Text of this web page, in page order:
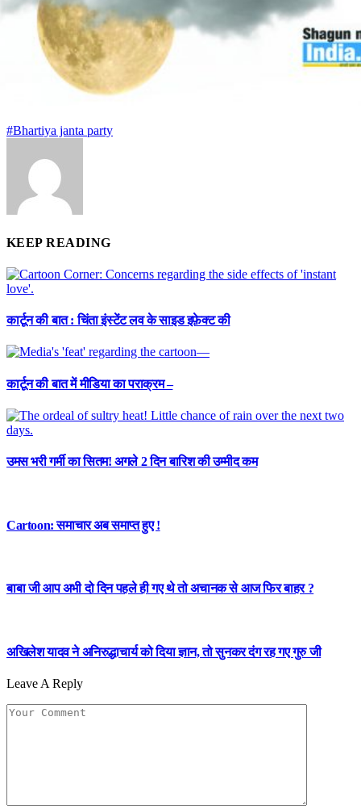
#Bhartiya janta party
KEEP READING
कार्टून की बात : चिंता इंस्टेंट लव के साइड इफ़ेक्ट की
कार्टून की बात में मीडिया का पराक्रम –
उमस भरी गर्मी का सितम! अगले 2 दिन बारिश की उम्मीद कम
Cartoon: समाचार अब समाप्त हुए !
बाबा जी आप अभी दो दिन पहले ही गए थे तो अचानक से आज फिर बाहर ?
अखिलेश यादव ने अनिरुद्धाचार्य को दिया ज्ञान, तो सुनकर दंग रह गए गुरु जी
Leave A Reply